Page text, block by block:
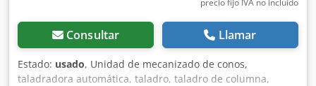
precio fijo IVA no incluído
Consultar Llamar
Estado: usado, Unidad de mecanizado de conos,
taladradora automática, taladro, taladro de columna,